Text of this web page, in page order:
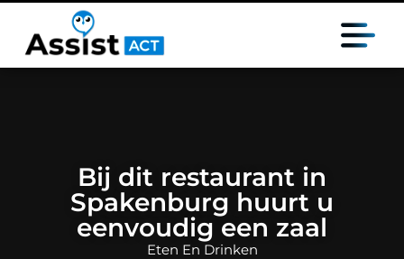
Bij dit restaurant in
Spakenburg huurt u
eenvoudig een zaal
Eten En Drinken